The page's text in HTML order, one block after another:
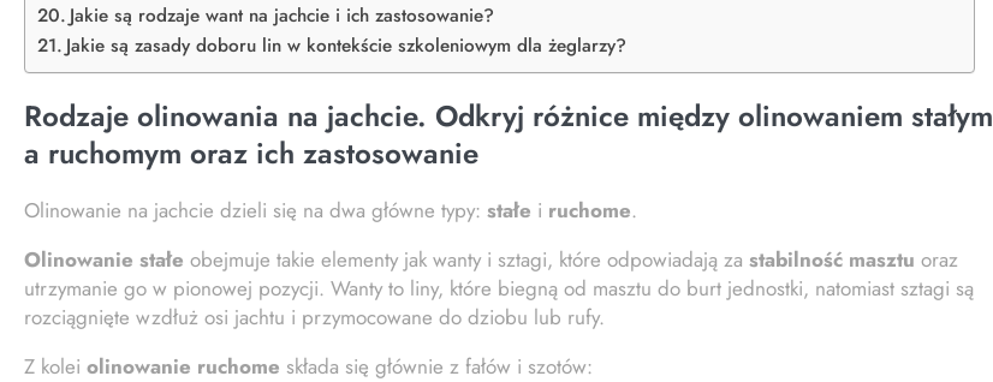
Jakie są rodzaje want na jachcie i ich zastosowanie?
Jakie są zasady doboru lin w kontekście szkoleniowym dla żeglarzy?
Rodzaje olinowania na jachcie. Odkryj różnice między olinowaniem stałym
a ruchomym oraz ich zastosowanie
Olinowanie na jachcie dzieli się na dwa główne typy: stałe i ruchome.
Olinowanie stałe obejmuje takie elementy jak wanty i sztagi, które odpowiadają za stabilność masztu oraz
utrzymanie go w pionowej pozycji. Wanty to liny, które biegną od masztu do burt jednostki, natomiast sztagi są
rozciągnięte wzdłuż osi jachtu i przymocowane do dziobu lub rufy.
Z kolei olinowanie ruchome składa się głównie z fałów i szotów: